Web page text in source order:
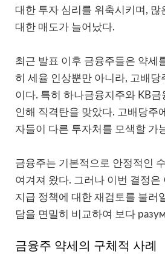
대한 투자 심리를 위축시키며, 많
대한 매도가 늘어났다.
최근 발표 이후 금융주들은 약세
히 세율 인상뿐만 아니라, 고배
이다. 특히 하나금융지주와 KB
인해 직격탄을 맞았다. 고배당주
자들이 다른 투자처를 모색할 가
금융주는 기본적으로 안정적인
여겨져 왔다. 그러나 이번 결정
지급 정책에 대한 재검토를 불러
담을 면밀히 비교하여 보다
금융주 약세의 구체적 사례